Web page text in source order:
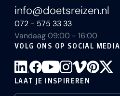
info@doetsreizen.nl
072 - 575 33 33
Vandaag 09:00 - 16:00
VOLG ONS OP SOCIAL MEDIA
LAAT JE INSPIREREN